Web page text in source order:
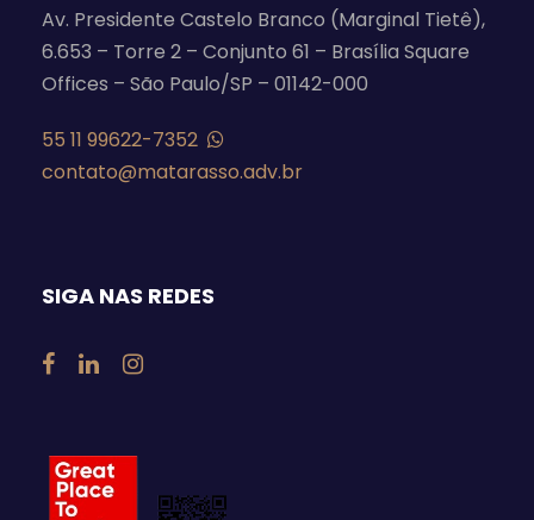
Av. Presidente Castelo Branco (Marginal Tietê),
6.653 – Torre 2 – Conjunto 61 – Brasília Square
Offices – São Paulo/SP – 01142-000
55 11 99622-7352
contato@matarasso.adv.br
SIGA NAS REDES